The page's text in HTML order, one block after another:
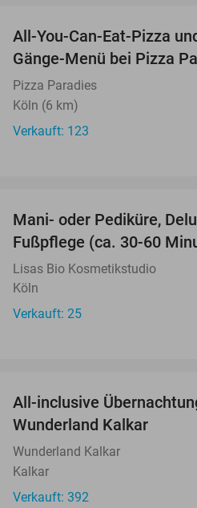
All-You-Can-Eat-Pizza
Gänge-Menü bei Pizza
Pizza Paradies
Köln (6 km)
Verkauft: 123
Mani- oder Pediküre,
Fußpflege (ca. 30-60
Lisas Bio Kosmetikstudio
Köln
Verkauft: 25
All-inclusive
Wunderland Kalkar
Wunderland Kalkar
Kalkar
Verkauft: 392